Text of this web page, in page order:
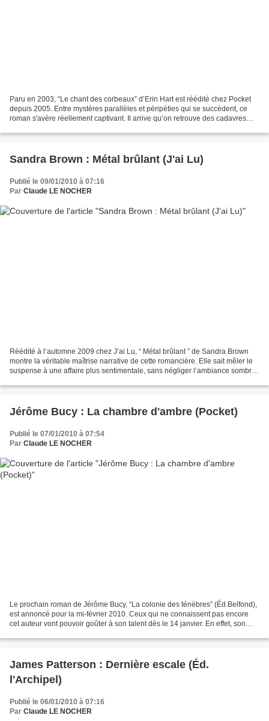
Paru en 2003, “Le chant des corbeaux” d’Erin Hart est réédité chez Pocket
depuis 2005. Entre mystères parallèles et péripéties qui se succèdent, ce
roman s'avère réellement captivant. Il arrive qu’on retrouve des cadavres
Sandra Brown : Métal brûlant (J'ai Lu)
Publié le 09/01/2010 à 07:16
Par Claude LE NOCHER
Réédité à l’automne 2009 chez J’ai Lu, “ Métal brûlant ” de Sandra Brown
montre la véritable maîtrise narrative de cette romancière. Elle sait mêler le
suspense à une affaire plus sentimentale, sans négliger l’ambiance sombre
Jérôme Bucy : La chambre d'ambre (Pocket)
Publié le 07/01/2010 à 07:54
Par Claude LE NOCHER
Le prochain roman de Jérôme Bucy, “La colonie des ténèbres” (Éd.Belfond),
est annoncé pour la mi-février 2010. Ceux qui ne connaissent pas encore
cet auteur vont pouvoir goûter à son talent dès le 14 janvier. En effet, son
James Patterson : Dernière escale (Éd.
l'Archipel)
Publié le 06/01/2010 à 07:16
Par Claude LE NOCHER